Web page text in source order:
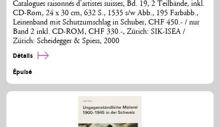
Catalogues raisonnés d'artistes suisses, Bd. 19, 2 Teilbände, inkl.
CD-Rom, 24 x 30 cm, 632 S., 1535 s/w Abb., 195 Farbabb.,
Leinenband mit Schutzumschlag in Schuber, CHF 450.- / nur
Band 2 inkl. CD-ROM, CHF 330.-, Zürich: SIK-ISEA /
Zürich: Scheidegger & Spiess, 2000
Détails
Épuisé